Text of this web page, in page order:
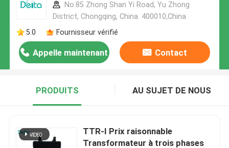
No.85 Zhong Shan Yi Road, Yu Zhong
District, Chongqing, China. 400010,China
5.0
Fournisseur vérifié
Appelle maintenant Contact
PRODUITS AU SUJET DE NOUS
TTR-I Prix raisonnable
Transformateur à trois phases